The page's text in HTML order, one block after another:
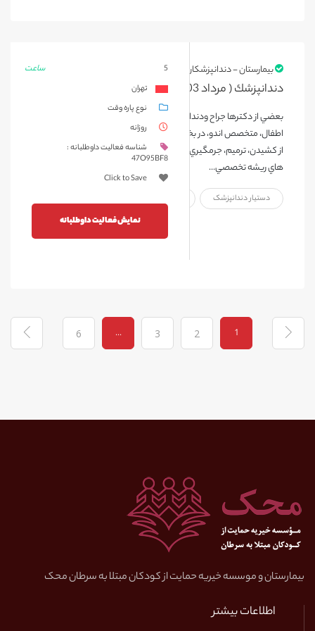
بیمارستان - دندانپزشکان و دستیاران
دندانپزشك ( مرداد 1403 )
بعضي از دكترها جراح ودندانپزشك عمومي هستند، بعضي متخصص
اطفال، متخصص اندو، در بخش مي باشند. دندانپزشكان انواع خدمات اعم
از كشيدن، ترميم، جرمگيري، قالبگيري فضانگهدارنده، درمان ريشه، درمان
هاي ريشه تخصصي...
دستیار دندانپزشک
ساعت
5
تهران
نوع پاره وقت
روزانه
شناسه فعالیت داوطلبانه :
47O95BF8
Click to Save
نمایش فعالیت داوطلبانه
1
2
3
...
6
بیمارستان و موسسه خیریه حمایت از کودکان مبتلا به سرطان محک
اطلاعات بیشتر